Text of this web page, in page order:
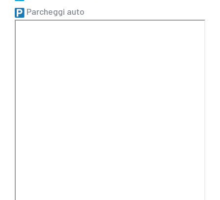
Parcheggi auto